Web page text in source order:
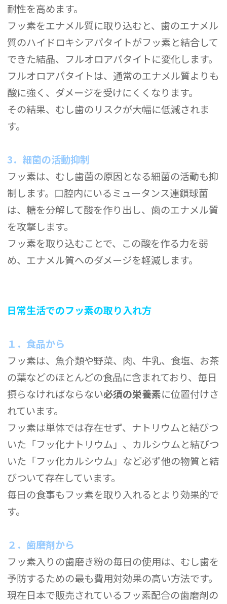
耐性を高めます。
フッ素をエナメル質に取り込むと、歯のエナメル
質のハイドロキシアパタイトがフッ素と結合して
できた結晶、フルオロアパタイトに変化します。
フルオロアパタイトは、通常のエナメル質よりも
酸に強く、ダメージを受けにくくなります。
その結果、むし歯のリスクが大幅に低減されま
す。
3．細菌の活動抑制
フッ素は、むし歯菌の原因となる細菌の活動も抑
制します。口腔内にいるミュータンス連鎖球菌
は、糖を分解して酸を作り出し、歯のエナメル質
を攻撃します。
フッ素を取り込むことで、この酸を作る力を弱
め、エナメル質へのダメージを軽減します。
日常生活でのフッ素の取り入れ方
１．食品から
フッ素は、魚介類や野菜、肉、牛乳、食塩、お茶
の葉などのほとんどの食品に含まれており、毎日
摂らなければならない必須の栄養素に位置付けさ
れています。
フッ素は単体では存在せず、ナトリウムと結びつ
いた「フッ化ナトリウム」、カルシウムと結びつ
いた「フッ化カルシウム」など必ず他の物質と結
びついて存在しています。
毎日の食事もフッ素を取り入れるとより効果的で
す。
２．歯磨剤から
フッ素入りの歯磨き粉の毎日の使用は、むし歯を
予防するための最も費用対効果の高い方法です。
現在日本で販売されているフッ素配合の歯磨剤の